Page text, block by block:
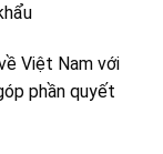
Việt Nam với
phần quyết